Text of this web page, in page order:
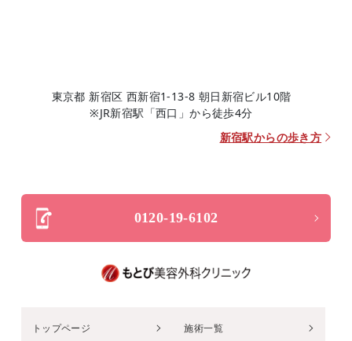
東京都 新宿区 西新宿1-13-8 朝日新宿ビル10階
※JR新宿駅「西口」から徒歩4分
新宿駅からの歩き方
0120-19-6102
トップページ 施術一覧